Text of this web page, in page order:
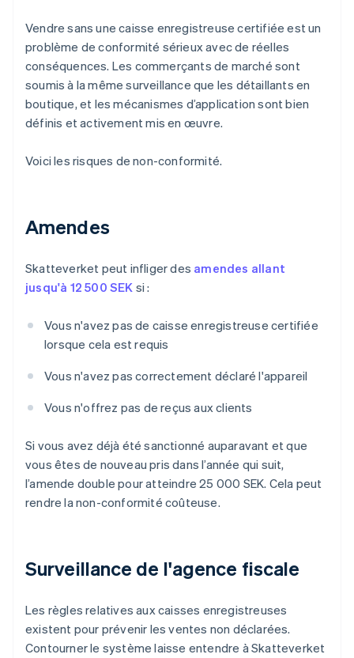
Vendre sans une caisse enregistreuse certifiée est un
problème de conformité sérieux avec de réelles
conséquences. Les commerçants de marché sont
soumis à la même surveillance que les détaillants en
boutique, et les mécanismes d’application sont bien
définis et activement mis en œuvre.
Voici les risques de non-conformité.
Amendes
Skatteverket peut infliger des amendes allant
jusqu'à 12 500 SEK si :
Vous n'avez pas de caisse enregistreuse certifiée
lorsque cela est requis
Vous n'avez pas correctement déclaré l'appareil
Vous n'offrez pas de reçus aux clients
Si vous avez déjà été sanctionné auparavant et que
vous êtes de nouveau pris dans l’année qui suit,
l’amende double pour atteindre 25 000 SEK. Cela peut
rendre la non-conformité coûteuse.
Surveillance de l'agence fiscale
Les règles relatives aux caisses enregistreuses
existent pour prévenir les ventes non déclarées.
Contourner le système laisse entendre à Skatteverket